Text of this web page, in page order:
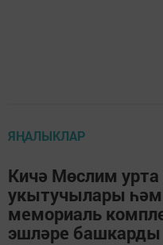
ЯҢАЛЫКЛАР
Кичә Мөслим
укытучылары һәм
мемориаль
эшләре башкарды